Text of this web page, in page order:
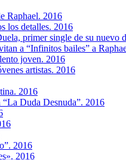
Raphael. 2016
los detalles. 2016
primer single de su nuevo
a “Infinitos bailes” a
joven. 2016
artistas. 2016
2016
Duda Desnuda”. 2016
2016
2016